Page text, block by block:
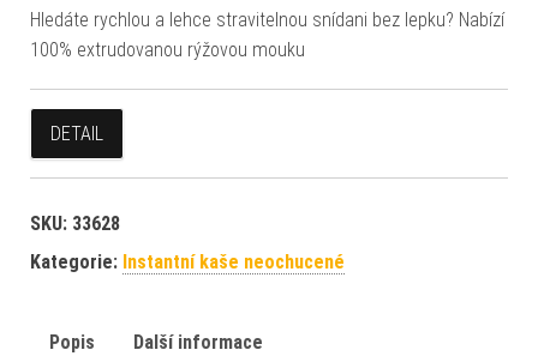
Hledáte rychlou a lehce stravitelnou snídani bez lepku? Nabízí
100% extrudovanou rýžovou mouku
DETAIL
SKU: 33628
Kategorie: Instantní kaše neochucené
Popis Další informace